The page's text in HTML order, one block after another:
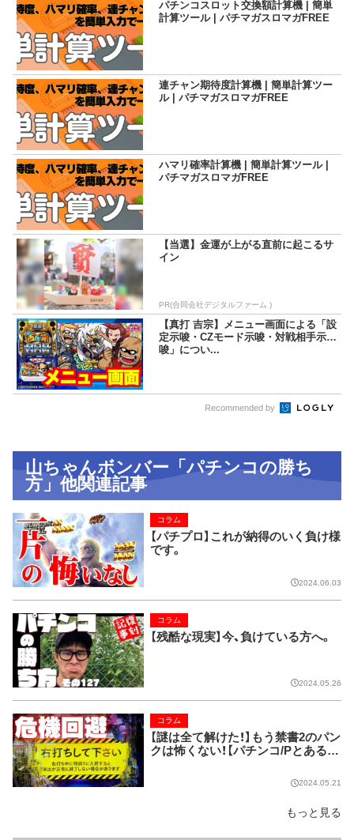
パチンコスロット交換額計算機 | 簡単
計算ツール | パチマガスロマガFREE
連チャン期待度計算機 | 簡単計算ツー
ル | パチマガスロマガFREE
ハマリ確率計算機 | 簡単計算ツール |
パチマガスロマガFREE
【当選】金運が上がる直前に起こるサ
イン
PR(合同会社デジタルファーム )
【真打 吉宗】メニュー画面による「設
定示唆・CZモード示唆・対戦相手示
唆」につい...
Recommended by
山ちゃんボンバー「パチンコの勝ち
方」他関連記事
【パチプロ】これが納得のいく負け様
です。
コラム
2024.06.03
【残酷な現実】今、負けている方へ。
コラム
2024.05.26
【謎は全て解けた！】もう禁書2のパン
クは怖くない！【パチンコ/Pとある魔
コラム
2024.05.21
もっと見る